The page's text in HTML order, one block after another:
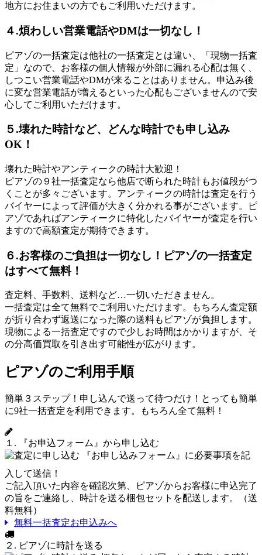
地方にお住まいの方でもご利用いただけます。
４.煩わしい営業電話やDMは一切なし！
ピアゾの一括査定は他社の一括査定とは違い、「現物一括査
定」なので、お客様の個人情報が外部に漏れる心配は無く、
しつこい営業電話やDMが来ることはありません。申込み後
に変な営業電話が増えるといった心配もございませんので安
心してご利用いただけます。
５.壊れた時計など、どんな時計でも申し込み
OK！
壊れた時計やアンティークの時計大歓迎！
ピアゾの９社一括査定なら他店で断られた時計もお値段がつ
くことが多々ございます。アンティークの時計は査定を行う
バイヤーによって評価が大きく分かれる事がございます。ピ
アゾであればアンティークに特化したバイヤーが査定を行い
ますので高額査定が期待できます。
６.お客様のご負担は一切なし！ピアゾの一括査定
はすべて無料！
査定料、手数料、送料など…一切いただきません。
一括査定は全て無料でご利用いただけます。もちろん査定額
が折り合わず返送になった際の送料もピアゾが負担します。
現物による一括査定ですので少しお時間はかかりますが、そ
の分高価買取を引き出す可能性が広がります。
ピアゾのご利用手順
簡単３ステップ！申し込んで送って待つだけ！とっても簡単
に9社一括査定を利用できます。もちろん全て無料！
１. 『お申込フォーム』から申し込む
『お申し込みフォーム』に必要事項を記
入して送信！
ご記入頂いた内容を確認次第、ピアゾからお客様に申込完了
の旨をご連絡し、時計を送る梱包セットを配送します。（送
料無料）
無料一括査定お申込みへ
２. ピアゾに時計を送る